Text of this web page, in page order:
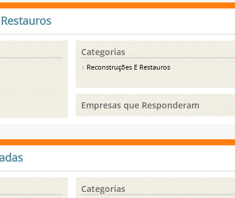
Categorias
Reconstruções E Restauros
Empresas que Responderam
Categorias